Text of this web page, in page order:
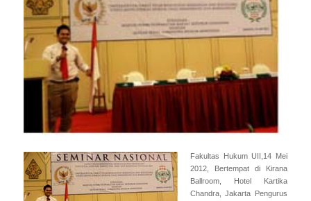
Fakultas Hukum UII,14 Mei
2012, Bertempat di Kirana
Ballroom, Hotel Kartika
Chandra, Jakarta Pengurus